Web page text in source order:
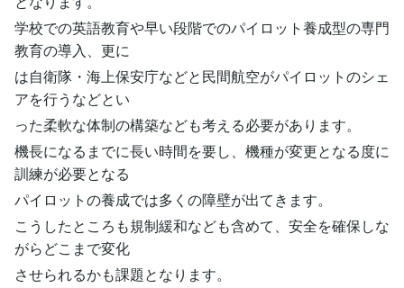
学校での英語教育や早い段階でのパイロット養成型の専門
教育の導入、更に
は自衛隊・海上保安庁などと民間航空がパイロットのシェ
アを行うなどとい
った柔軟な体制の構築なども考える必要があります。
機長になるまでに長い時間を要し、機種が変更となる度に
訓練が必要となる
パイロットの養成では多くの障壁が出てきます。
こうしたところも規制緩和なども含めて、安全を確保しな
がらどこまで変化
させられるかも課題となります。